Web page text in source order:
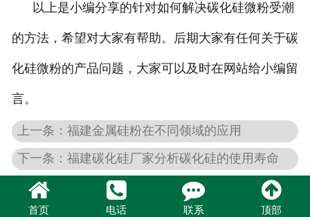
以上是小编分享的针对如何解决碳化硅微粉受潮
的方法，希望对大家有帮助。后期大家有任何关于碳
化硅微粉的产品问题，大家可以及时在网站给小编留
言。
上一条：福建金属硅粉在不同领域的应用
下一条：福建碳化硅厂家分析碳化硅的使用寿命
首页 电话 联系 顶部